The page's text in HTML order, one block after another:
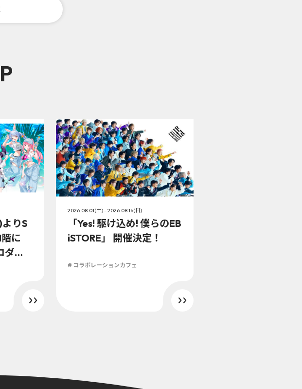
りS
階に
ダク
2026.08.01(土) - 2026.08.16(日)
「Yes! 駆け込め! 僕らのEB
iSTORE」 開催決定！
# コラボレーションカフェ